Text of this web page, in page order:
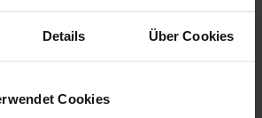
Details Über Cookies
Cookies